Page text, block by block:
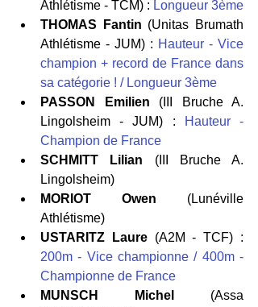
Athlétisme - TCM) :
THOMAS Fantin (Unitas Brumath
Athlétisme - JUM) : Hauteur - Vice
champion + record de France dans
sa catégorie ! / Longueur 3ème
PASSON Emilien (III Bruche A.
Lingolsheim - JUM) :
Hauteur -
Champion de France
SCHMITT Lilian (III Bruche A.
Lingolsheim)
MORIOT Owen (Lunéville
Athlétisme)
USTARITZ Laure
200m - Vice championne / 400m -
Championne de France
MUNSCH Michel
(Assa